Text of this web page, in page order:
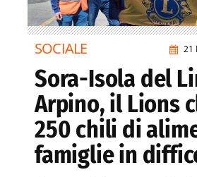
21
SOCIALE
Sora-Isola del
Arpino, il Lions
250 chili di
famiglie in